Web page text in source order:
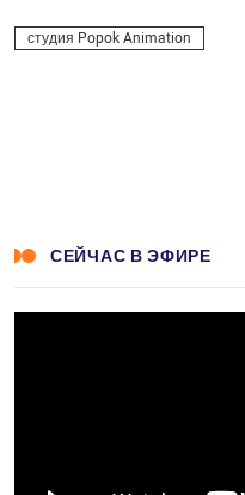
студия Popok Animation
СЕЙЧАС В ЭФИРЕ